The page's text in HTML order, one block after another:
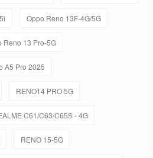
Oppo Reno 13F-4G/5G
Reno 13 Pro-5G
A5 Pro 2025
RENO14 PRO 5G
C61/C63/C65S - 4G
RENO 15-5G